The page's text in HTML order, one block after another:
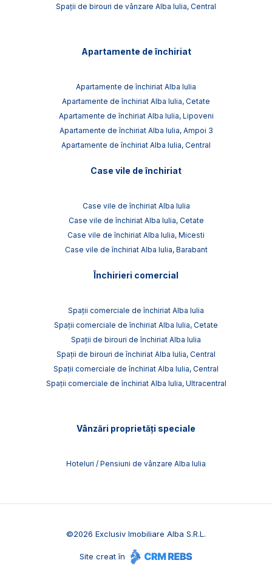
Spații de birouri de vânzare Alba Iulia, Central
Apartamente de închiriat
Apartamente de închiriat Alba Iulia
Apartamente de închiriat Alba Iulia, Cetate
Apartamente de închiriat Alba Iulia, Lipoveni
Apartamente de închiriat Alba Iulia, Ampoi 3
Apartamente de închiriat Alba Iulia, Central
Case vile de închiriat
Case vile de închiriat Alba Iulia
Case vile de închiriat Alba Iulia, Cetate
Case vile de închiriat Alba Iulia, Micesti
Case vile de închiriat Alba Iulia, Barabant
Închirieri comercial
Spații comerciale de închiriat Alba Iulia
Spații comerciale de închiriat Alba Iulia, Cetate
Spații de birouri de închiriat Alba Iulia
Spații de birouri de închiriat Alba Iulia, Central
Spații comerciale de închiriat Alba Iulia, Central
Spații comerciale de închiriat Alba Iulia, Ultracentral
Vânzări proprietăți speciale
Hoteluri / Pensiuni de vânzare Alba Iulia
©2026 Exclusiv Imobiliare Alba S.R.L.
Site creat în